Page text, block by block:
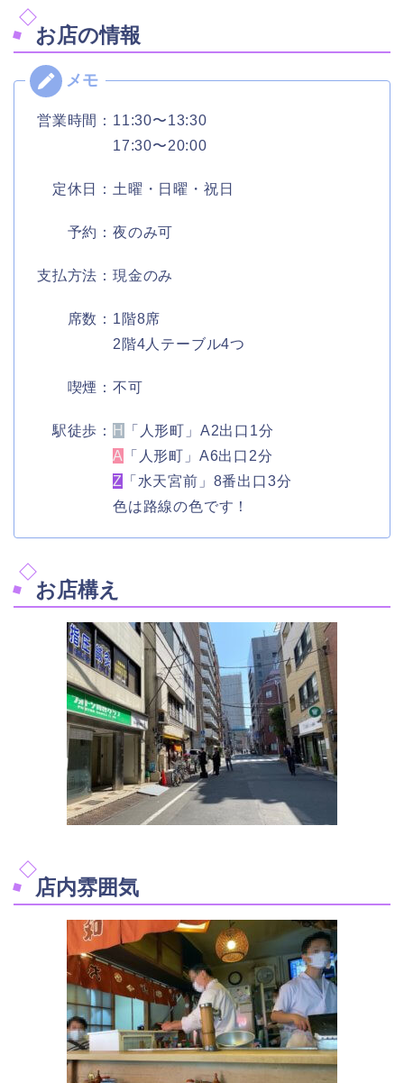
お店の情報
営業時間：11:30〜13:30
17:30〜20:00
定休日：土曜・日曜・祝日
予約：夜のみ可
支払方法：現金のみ
席数：1階8席
2階4人テーブル4つ
喫煙：不可
駅徒歩： H
「人形町」A2出口1分
A
「人形町」A6出口2分
Z
「水天宮前」8番出口3分
色は路線の色です！
お店構え
店内雰囲気